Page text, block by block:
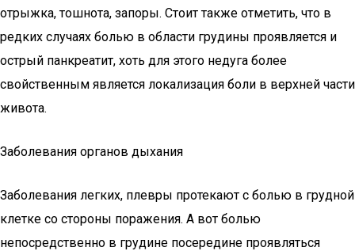
отрыжка, тошнота, запоры. Стоит также отметить, что в
редких случаях болью в области грудины проявляется и
острый панкреатит, хоть для этого недуга более
свойственным является локализация боли в верхней части
живота.
Заболевания органов дыхания
Заболевания легких, плевры протекают с болью в грудной
клетке со стороны поражения. А вот болью
непосредственно в грудине посередине проявляться